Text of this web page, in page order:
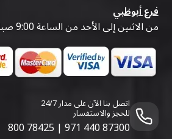
فرع أبوظبي
من الاثنين إلى الأحد من الساعة 9:00 صباحًا حتى 07:00 مساءً
اتصل بنا الآن على مدار 24/7
للحجز والاستفسار
800 78425 | 971 440 87300